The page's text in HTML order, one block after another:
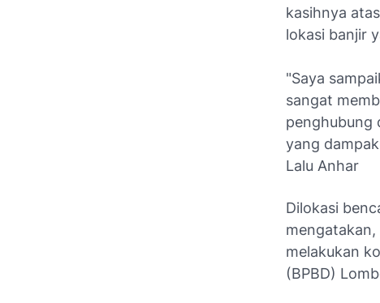
kasihnya
lokasi banjir
"Saya
sangat
penghubung
yang
Lalu Anhar
Dilokasi
melakukan
(BPBD)